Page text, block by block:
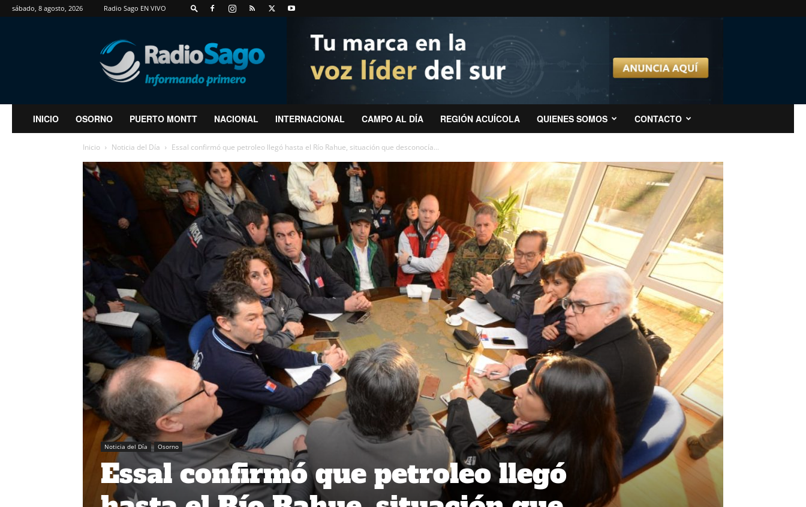
sábado, 8 agosto, 2026 Radio Sago EN VIVO
RadioSago
INICIO OSORNO PUERTO MONTT NACIONAL INTERNACIONAL CAMPO AL DÍA REGIÓN ACUÍCOLA QUIENES SOMOS CONTACTO
Inicio Noticia del Día Essal confirmó que petroleo llegó hasta el Río Rahue, situación que desconocía...
Noticia del Día Osorno
Essal confirmó que petroleo llegó